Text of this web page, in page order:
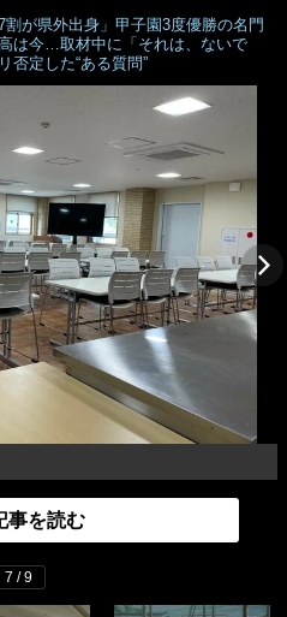
割が県外出身」甲子園3度優勝の名門
は今…取材中に「それは、ないで
否定した“ある質問”
事を読む
7 / 9